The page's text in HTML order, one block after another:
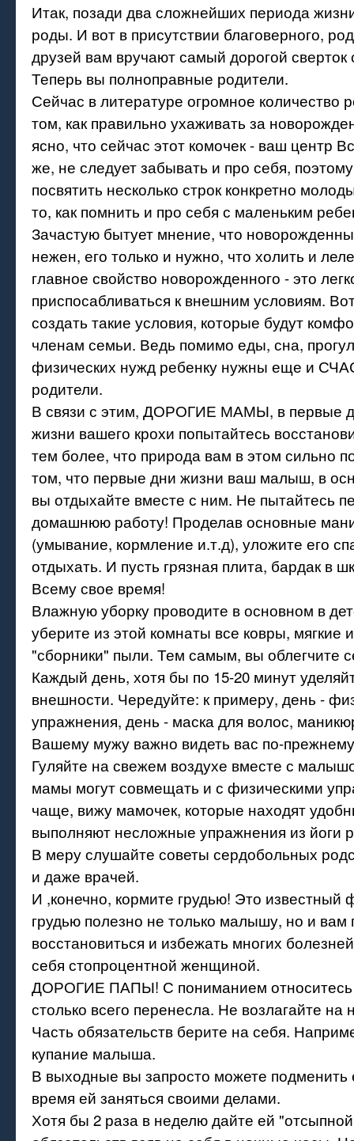
Итак, позади два сложнейших периода
роды. И вот в присутствии благоверного,
друзей вам вручают самый дорогой
Теперь вы полноправные родители.
Сейчас в литературе огромное количество
том, как правильно ухаживать за
ясно, что сейчас этот комочек - ваш центр
же, не следует забывать и про себя,
посвятить несколько строк конкретно
то, как помнить и про себя с маленьким
Зачастую бытует мнение, что
нежен, его только и нужно, что холить и
главное свойство новорожденного - это
приспосабливаться к внешним условиям.
создать такие условия, которые будут
членам семьи. Ведь помимо еды, сна,
физических нужд ребенку нужны еще и
родители.
В связи с этим, ДОРОГИЕ МАМЫ, в первые
жизни вашего крохи попытайтесь
тем более, что природа вам в этом сильно
том, что первые дни жизни ваш малыш, в
вы отдыхайте вместе с ним. Не пытайтесь
домашнюю работу! Проделав основные
(умывание, кормление и.т.д), уложите его
отдыхать. И пусть грязная плита, бардак в
Всему свое время!
Влажную уборку проводите в основном в
уберите из этой комнаты все ковры, мягкие
"сборники" пыли. Тем самым, вы облегчите
Каждый день, хотя бы по 15-20 минут
внешности. Чередуйте: к примеру, день -
упражнения, день - маска для волос,
Вашему мужу важно видеть вас по-
Гуляйте на свежем воздухе вместе с
мамы могут совмещать и с физическими
чаще, вижу мамочек, которые находят
выполняют несложные упражнения из йоги
В меру слушайте советы сердобольных
и даже врачей.
И ,конечно, кормите грудью! Это известный
грудью полезно не только малышу, но и
восстановиться и избежать многих
себя стопроцентной женщиной.
ДОРОГИЕ ПАПЫ! С пониманием
столько всего перенесла. Не возлагайте на
Часть обязательств берите на себя.
купание малыша.
В выходные вы запросто можете подменить
время ей заняться своими делами.
Хотя бы 2 раза в неделю дайте ей